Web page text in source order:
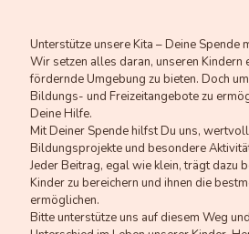
Unterstütze unsere Kita – Deine Spende
Wir setzen alles daran, unseren Kindern
fördernde Umgebung zu bieten. Doch
Bildungs- und Freizeitangebote zu
Deine Hilfe.
Mit Deiner Spende hilfst Du uns,
Bildungsprojekte und besondere
Jeder Beitrag, egal wie klein, trägt dazu
Kinder zu bereichern und ihnen die
ermöglichen.
Bitte unterstütze uns auf diesem Weg